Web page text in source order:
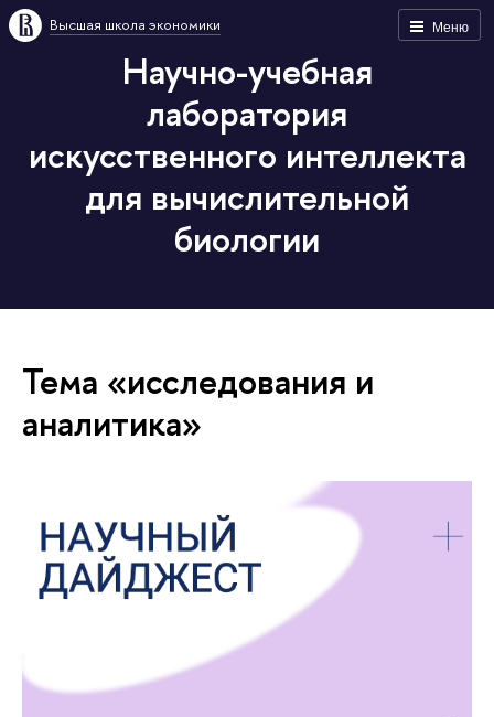
Меню
Высшая школа экономики
Научно-учебная
лаборатория
искусственного интеллекта
для вычислительной
биологии
Тема «исследования и
аналитика»